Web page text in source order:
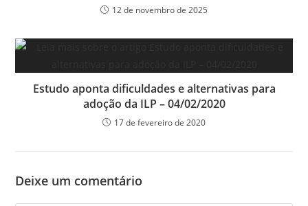
12 de novembro de 2025
Estudo aponta dificuldades e alternativas para
adoção da ILP – 04/02/2020
17 de fevereiro de 2020
Deixe um comentário